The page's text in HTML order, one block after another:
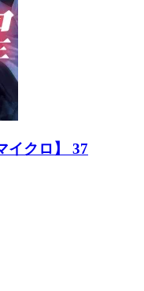
イクロ】 37